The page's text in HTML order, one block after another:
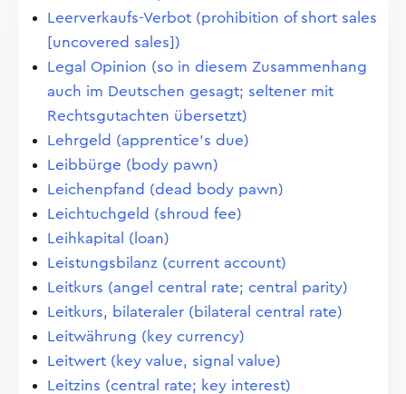
Leerverkaufs-Verbot (prohibition of short sales
[uncovered sales])
Legal Opinion (so in diesem Zusammenhang
auch im Deutschen gesagt; seltener mit
Rechtsgutachten übersetzt)
Lehrgeld (apprentice's due)
Leibbürge (body pawn)
Leichenpfand (dead body pawn)
Leichtuchgeld (shroud fee)
Leihkapital (loan)
Leistungsbilanz (current account)
Leitkurs (angel central rate; central parity)
Leitkurs, bilateraler (bilateral central rate)
Leitwährung (key currency)
Leitwert (key value, signal value)
Leitzins (central rate; key interest)